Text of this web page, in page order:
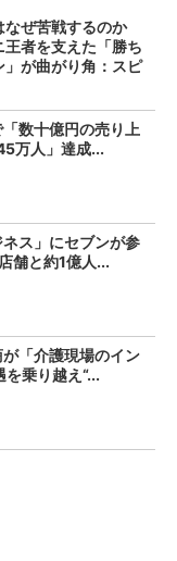
なぜ苦戦するのか
王者を支えた「勝ち
」が曲がり角：スピ
数十億円の売り上
万人」達成...
ス」にセブンが参
舗と約1億人...
「介護現場のイン
乗り越え“...